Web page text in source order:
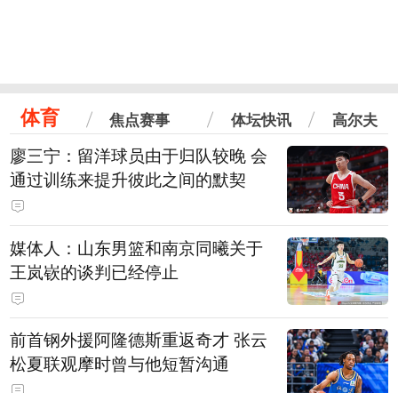
体育 焦点赛事 体坛快讯 高尔夫
廖三宁：留洋球员由于归队较晚 会
通过训练来提升彼此之间的默契
媒体人：山东男篮和南京同曦关于
王岚嵚的谈判已经停止
前首钢外援阿隆德斯重返奇才 张云
松夏联观摩时曾与他短暂沟通